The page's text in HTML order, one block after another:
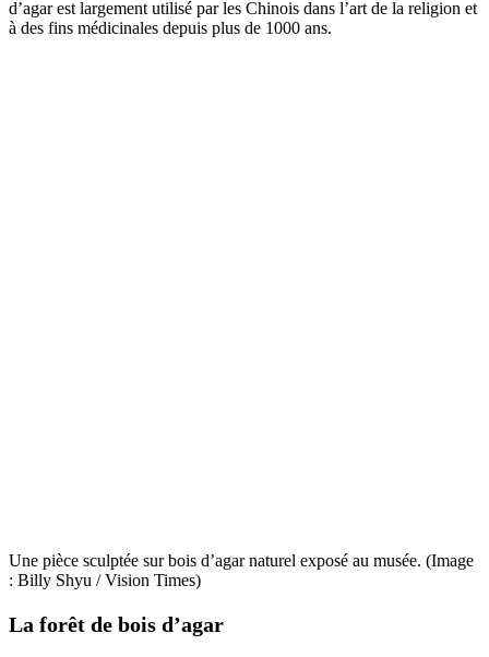
d’agar est largement utilisé par les Chinois dans l’art de la religion et
à des fins médicinales depuis plus de 1000 ans.
Une pièce sculptée sur bois d’agar naturel exposé au musée. (Image
: Billy Shyu / Vision Times)
La forêt de bois d’agar